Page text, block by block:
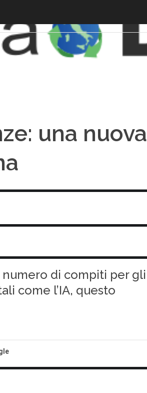
una nuova
di compiti per gli
come l’IA, questo